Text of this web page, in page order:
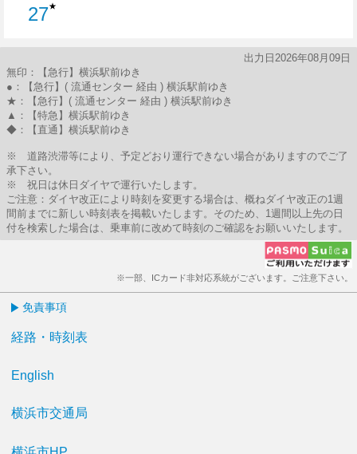
27★
出力日2026年08月09日
無印：【急行】横浜駅前ゆき
●：【急行】( 流通センター 経由 ) 横浜駅前ゆき
★：【急行】( 流通センター 経由 ) 横浜駅前ゆき
▲：【特急】横浜駅前ゆき
◆：【直通】横浜駅前ゆき
※ 道路渋滞等により、予定どおり運行できない場合がありますのでご了
承下さい。
※ 祝日は休日ダイヤで運行いたします。
ご注意：ダイヤ改正により時刻を変更する場合は、概ねダイヤ改正の1週
間前までに新しい時刻表を掲載いたします。そのため、1週間以上先の日
付を検索した場合は、乗車前に改めて時刻のご確認をお願いいたします。
※一部、ICカード非対応系統がございます。ご注意下さい。
免責事項
経路・時刻表
English
横浜市交通局